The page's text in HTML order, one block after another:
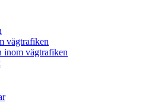
vägtrafiken
inom vägtrafiken